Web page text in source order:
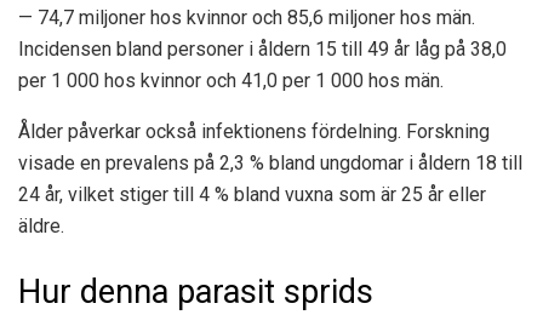
— 74,7 miljoner hos kvinnor och 85,6 miljoner hos män.
Incidensen bland personer i åldern 15 till 49 år låg på 38,0
per 1 000 hos kvinnor och 41,0 per 1 000 hos män.
Ålder påverkar också infektionens fördelning. Forskning
visade en prevalens på 2,3 % bland ungdomar i åldern 18 till
24 år, vilket stiger till 4 % bland vuxna som är 25 år eller
äldre.
Hur denna parasit sprids